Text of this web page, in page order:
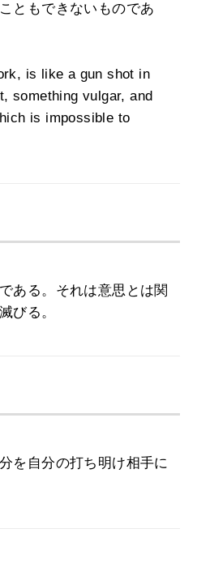
ともできないものであ
is like a gun shot in
something vulgar, and
is impossible to
ある。それは意思とは関
びる。
を自分の打ち明け相手に